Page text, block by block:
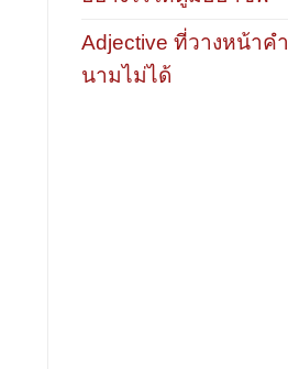
Adjective ที่วางหน้าคำ
นามไม่ได้